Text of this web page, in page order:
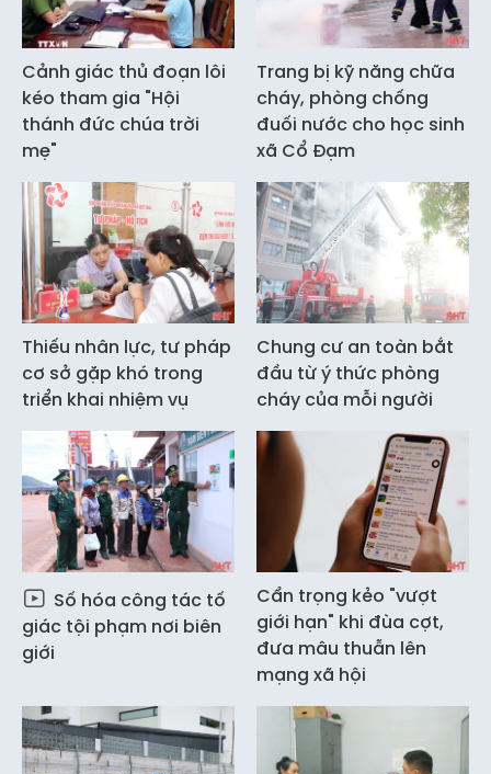
Cảnh giác thủ đoạn lôi
kéo tham gia "Hội
thánh đức chúa trời
mẹ"
Trang bị kỹ năng chữa
cháy, phòng chống
đuối nước cho học sinh
xã Cổ Đạm
Thiếu nhân lực, tư pháp
cơ sở gặp khó trong
triển khai nhiệm vụ
Chung cư an toàn bắt
đầu từ ý thức phòng
cháy của mỗi người
Số hóa công tác tố
giác tội phạm nơi biên
giới
Cẩn trọng kẻo "vượt
giới hạn" khi đùa cợt,
đưa mâu thuẫn lên
mạng xã hội